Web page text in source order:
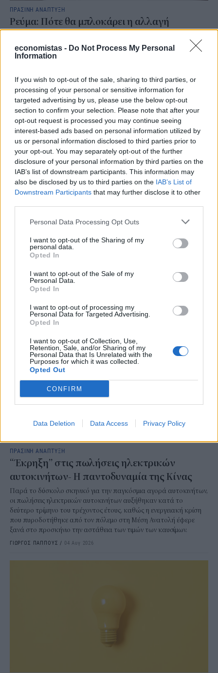
economistas - Do Not Process My Personal
Information
If you wish to opt-out of the sale, sharing to third parties, or
processing of your personal or sensitive information for
targeted advertising by us, please use the below opt-out
section to confirm your selection. Please note that after your
opt-out request is processed you may continue seeing
interest-based ads based on personal information utilized by
us or personal information disclosed to third parties prior to
your opt-out. You may separately opt-out of the further
disclosure of your personal information by third parties on the
IAB’s list of downstream participants. This information may
also be disclosed by us to third parties on the IAB’s List of
Downstream Participants that may further disclose it to other
Personal Data Processing Opt Outs
I want to opt-out of the Sharing of my
personal data.
Opted In
I want to opt-out of the Sale of my
Personal Data.
Opted In
I want to opt-out of processing my
Personal Data for Targeted Advertising.
Opted In
I want to opt-out of Collection, Use,
Retention, Sale, and/or Sharing of my
Personal Data that Is Unrelated with the
Purposes for which it was collected.
Opted Out
CONFIRM
Data Deletion Data Access Privacy Policy
ΠΡΑΣΙΝΗ ΑΝΑΠΤΥΞΗ
Ρεύμα: Πότε θα μπλοκάρει η αλλαγή
Νέοι κανόνες έρχονται στην αλλαγή παρόχου ηλεκτρικού
ρεύματος, με στόχο να περιοριστεί το φαινόμενο καταναλωτών
ανεξόφλητες οφειλές.
NEWSROOM/07 Αυγ 2026
Η νευρικότητα στον Περσικό και τις διεθνείς
αγορές κρατά ψηλά τις τιμές των καυσίμων
Με το... σταγονόμετρο γίνονται οι όποιες μειώσεις των λιανικών
τιμών των καυσίμων, καθώς οι παλινωδίες στο μέτωπο του
Περσικού επιτείνουν-παρατείνουν τη νευρικότητα και
ΓΙΩΡΓΟΣ ΠΑΠΠΟΥΣ /07 Αυγ 2026
ΠΡΑΣΙΝΗ ΑΝΑΠΤΥΞΗ
“Έκρηξη” στις πωλήσεις ηλεκτρικών
αυτοκινήτων- Η παντοδυναμία της Κίνας
Παρά το δύσκολο σκηνικό για την παγκόσμια αγορά αυτοκινήτων,
οι πωλήσεις ηλεκτρικών αυτοκινήτων αυξήθηκαν κατά το
δεύτερο τρίμηνο του τρέχοντος έτους, καθώς η ενεργειακή κρίση
που πυροδοτήθηκε από τον πόλεμο στη Μέση Ανατολή έφερε
ξανά στο προσκήνιο την αστάθεια των τιμών των καυσίμων.
ΓΙΩΡΓΟΣ ΠΑΠΠΟΥΣ / 04 Αυγ 2026